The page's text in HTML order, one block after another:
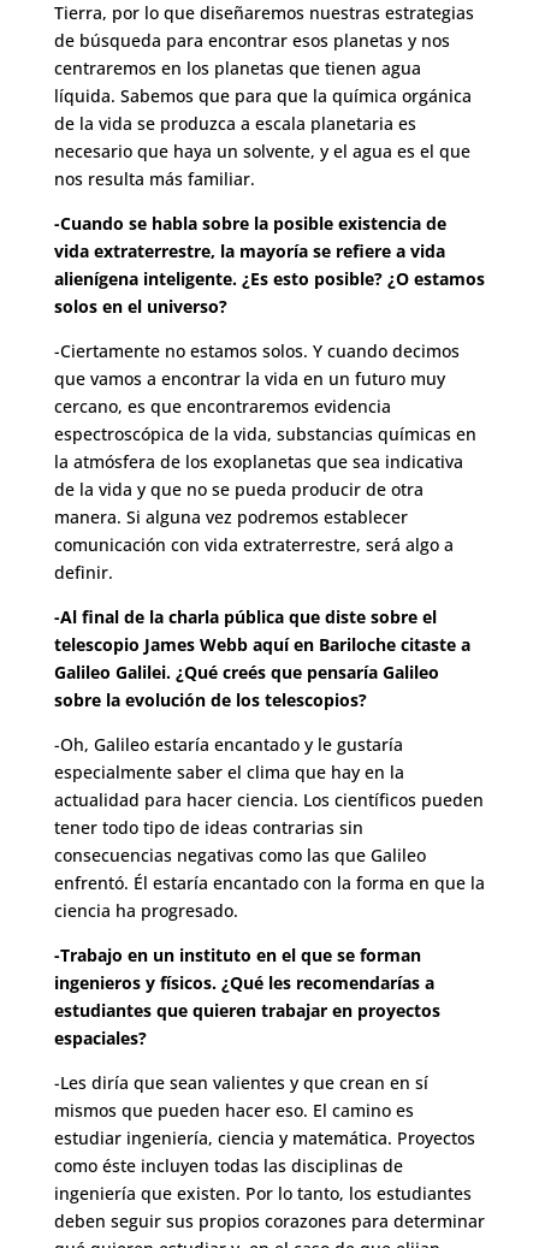
Tierra, por lo que diseñaremos nuestras estrategias
de búsqueda para encontrar esos planetas y nos
centraremos en los planetas que tienen agua
líquida. Sabemos que para que la química orgánica
de la vida se produzca a escala planetaria es
necesario que haya un solvente, y el agua es el que
nos resulta más familiar.
-Cuando se habla sobre la posible existencia de
vida extraterrestre, la mayoría se refiere a vida
alienígena inteligente. ¿Es esto posible? ¿O estamos
solos en el universo?
-Ciertamente no estamos solos. Y cuando decimos
que vamos a encontrar la vida en un futuro muy
cercano, es que encontraremos evidencia
espectroscópica de la vida, substancias químicas en
la atmósfera de los exoplanetas que sea indicativa
de la vida y que no se pueda producir de otra
manera. Si alguna vez podremos establecer
comunicación con vida extraterrestre, será algo a
definir.
-Al final de la charla pública que diste sobre el
telescopio James Webb aquí en Bariloche citaste a
Galileo Galilei. ¿Qué creés que pensaría Galileo
sobre la evolución de los telescopios?
-Oh, Galileo estaría encantado y le gustaría
especialmente saber el clima que hay en la
actualidad para hacer ciencia. Los científicos pueden
tener todo tipo de ideas contrarias sin
consecuencias negativas como las que Galileo
enfrentó. Él estaría encantado con la forma en que la
ciencia ha progresado.
-Trabajo en un instituto en el que se forman
ingenieros y físicos. ¿Qué les recomendarías a
estudiantes que quieren trabajar en proyectos
espaciales?
-Les diría que sean valientes y que crean en sí
mismos que pueden hacer eso. El camino es
estudiar ingeniería, ciencia y matemática. Proyectos
como éste incluyen todas las disciplinas de
ingeniería que existen. Por lo tanto, los estudiantes
deben seguir sus propios corazones para determinar